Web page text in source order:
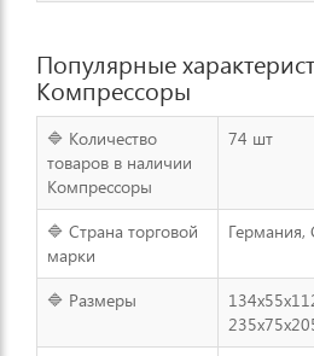
Популярные
Компрессоры
🔷 Количество
товаров в наличии
Компрессоры
74 шт
🔷 Страна торговой
марки
🔷 Размеры